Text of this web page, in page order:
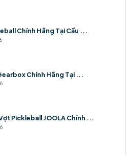
Chính Hãng Tại Cầu ...
Chính Hãng Tại ...
Pickleball JOOLA Chính ...